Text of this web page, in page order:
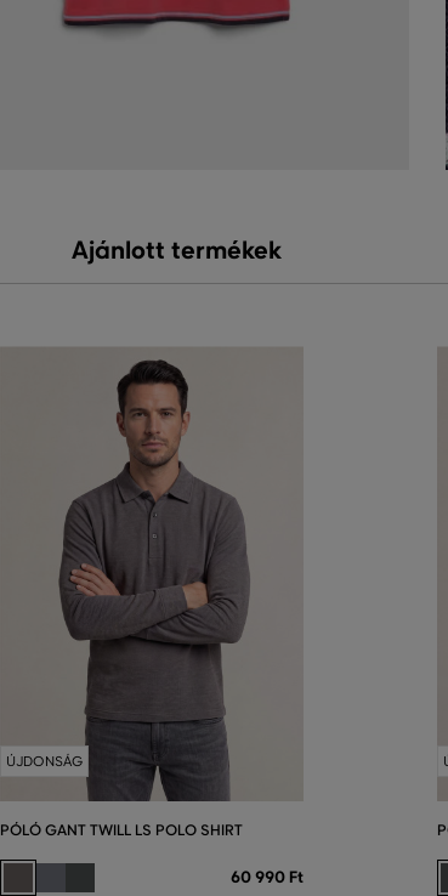
Ajánlott termékek
ÚJDONSÁG
PÓLÓ GANT TWILL LS POLO SHIRT
60 990 Ft